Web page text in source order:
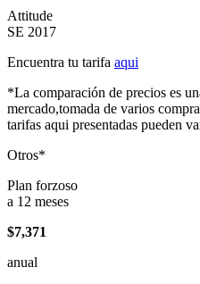
Attitude
SE 2017
Encuentra tu tarifa aqui
*La comparación de precios es
mercado,tomada de varios
tarifas aqui presentadas pueden
Otros*
Plan forzoso
a 12 meses
$7,371
anual